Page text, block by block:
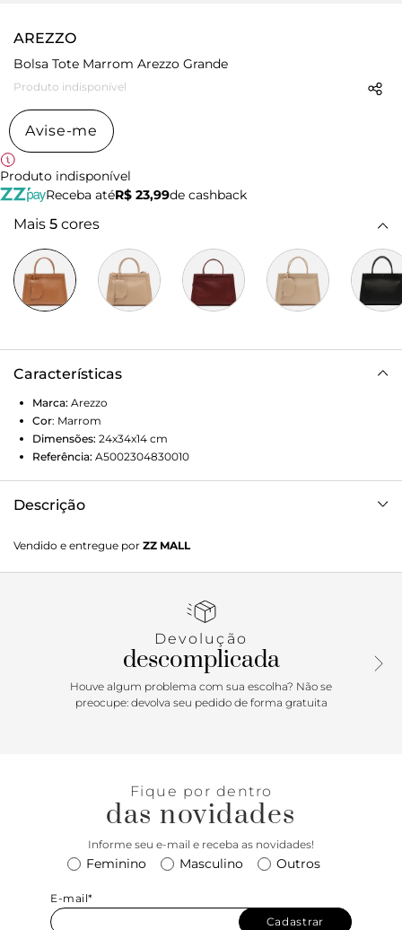
AREZZO
Bolsa Tote Marrom Arezzo Grande
Produto indisponível
Avise-me
Produto indisponível
Receba atéR$ 23,99de cashback
Mais 5 cores
Características
Marca: Arezzo
Cor: Marrom
Dimensões: 24x34x14 cm
Referência: A5002304830010
Descrição
estruturado e detalhe em tira fina com costura pesponto
contornando as duas capas. Traz duas alças de mão
sextavado, preso por mosquetão e removível. Fecho em
metálica hexagonal do nome da marca em alto relevo na
Vendido e entregue por ZZ MALL
Devolução
descomplicada
Houve algum problema com sua escolha? Não se
preocupe: devolva seu pedido de forma gratuita
Fique por dentro
das novidades
Informe seu e-mail e receba as novidades!
Feminino Masculino Outros
E-mail*
Cadastrar